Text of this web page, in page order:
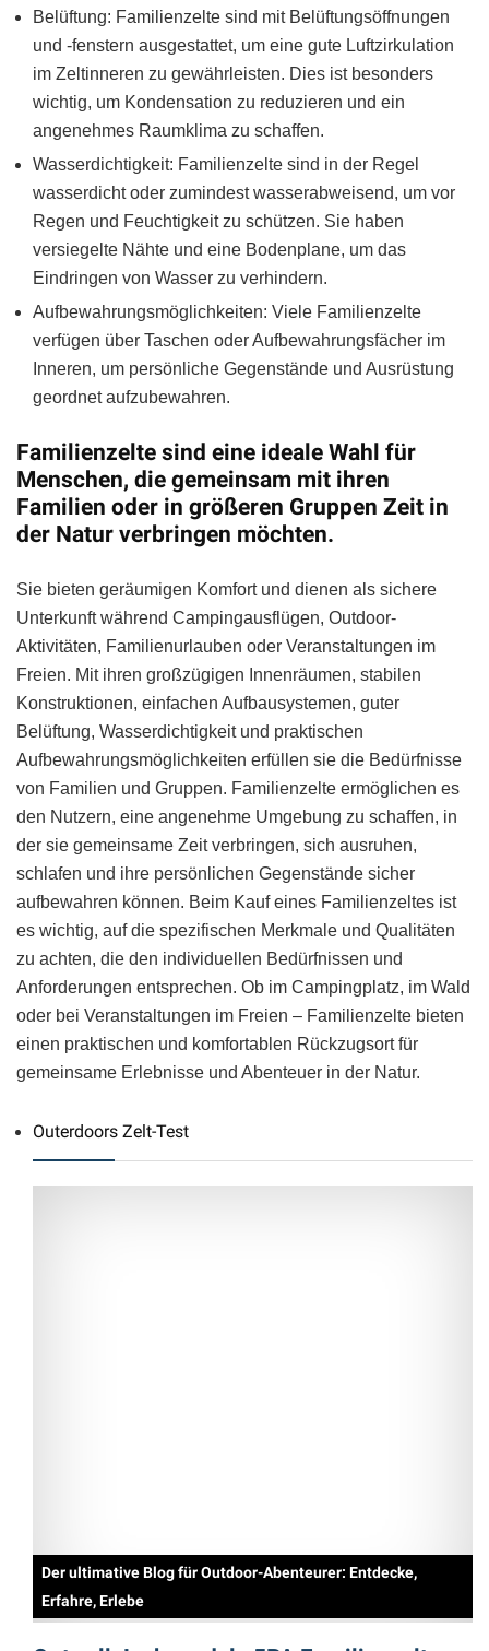
Belüftung: Familienzelte sind mit Belüftungsöffnungen
und -fenstern ausgestattet, um eine gute Luftzirkulation
im Zeltinneren zu gewährleisten. Dies ist besonders
wichtig, um Kondensation zu reduzieren und ein
angenehmes Raumklima zu schaffen.
Wasserdichtigkeit: Familienzelte sind in der Regel
wasserdicht oder zumindest wasserabweisend, um vor
Regen und Feuchtigkeit zu schützen. Sie haben
versiegelte Nähte und eine Bodenplane, um das
Eindringen von Wasser zu verhindern.
Aufbewahrungsmöglichkeiten: Viele Familienzelte
verfügen über Taschen oder Aufbewahrungsfächer im
Inneren, um persönliche Gegenstände und Ausrüstung
geordnet aufzubewahren.
Familienzelte sind eine ideale Wahl für
Menschen, die gemeinsam mit ihren
Familien oder in größeren Gruppen Zeit in
der Natur verbringen möchten.
Sie bieten geräumigen Komfort und dienen als sichere
Unterkunft während Campingausflügen, Outdoor-
Aktivitäten, Familienurlauben oder Veranstaltungen im
Freien. Mit ihren großzügigen Innenräumen, stabilen
Konstruktionen, einfachen Aufbausystemen, guter
Belüftung, Wasserdichtigkeit und praktischen
Aufbewahrungsmöglichkeiten erfüllen sie die Bedürfnisse
von Familien und Gruppen. Familienzelte ermöglichen es
den Nutzern, eine angenehme Umgebung zu schaffen, in
der sie gemeinsame Zeit verbringen, sich ausruhen,
schlafen und ihre persönlichen Gegenstände sicher
aufbewahren können. Beim Kauf eines Familienzeltes ist
es wichtig, auf die spezifischen Merkmale und Qualitäten
zu achten, die den individuellen Bedürfnissen und
Anforderungen entsprechen. Ob im Campingplatz, im Wald
oder bei Veranstaltungen im Freien – Familienzelte bieten
einen praktischen und komfortablen Rückzugsort für
gemeinsame Erlebnisse und Abenteuer in der Natur.
Outerdoors Zelt-Test
Der ultimative Blog für Outdoor-Abenteurer: Entdecke,
Erfahre, Erlebe